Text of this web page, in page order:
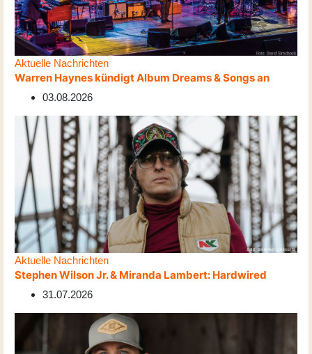
Aktuelle Nachrichten
Warren Haynes kündigt Album Dreams & Songs an
03.08.2026
Aktuelle Nachrichten
Stephen Wilson Jr. & Miranda Lambert: Hardwired
31.07.2026